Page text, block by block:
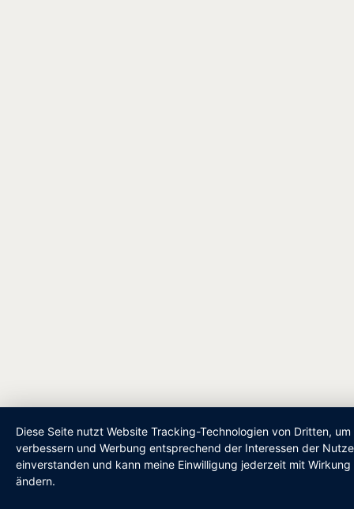
Diese Seite nutzt Website Tracking-Technologien von Dritten,
verbessern und Werbung entsprechend der Interessen der
einverstanden und kann meine Einwilligung jederzeit mit
ändern.